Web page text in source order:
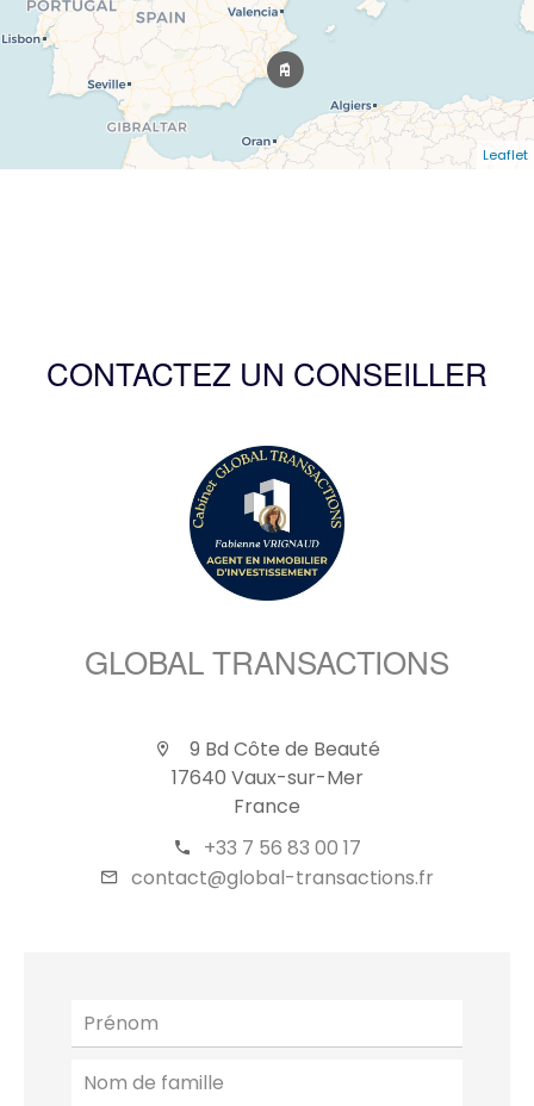
Leaflet
CONTACTEZ UN CONSEILLER
GLOBAL TRANSACTIONS
9 Bd Côte de Beauté
17640 Vaux-sur-Mer
France
+33 7 56 83 00 17
contact@global-transactions.fr